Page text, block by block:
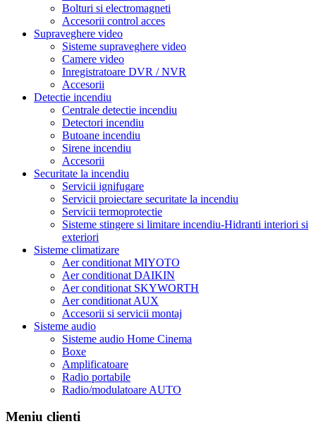
Bolturi si electromagneti
Accesorii control acces
Supraveghere video
Sisteme supraveghere video
Camere video
Inregistratoare DVR / NVR
Accesorii
Detectie incendiu
Centrale detectie incendiu
Detectori incendiu
Butoane incendiu
Sirene incendiu
Accesorii
Securitate la incendiu
Servicii ignifugare
Servicii proiectare securitate la incendiu
Servicii termoprotectie
Sisteme stingere si limitare incendiu-Hidranti interiori si
exteriori
Sisteme climatizare
Aer conditionat MIYOTO
Aer conditionat DAIKIN
Aer conditionat SKYWORTH
Aer conditionat AUX
Accesorii si servicii montaj
Sisteme audio
Sisteme audio Home Cinema
Boxe
Amplificatoare
Radio portabile
Radio/modulatoare AUTO
Meniu clienti